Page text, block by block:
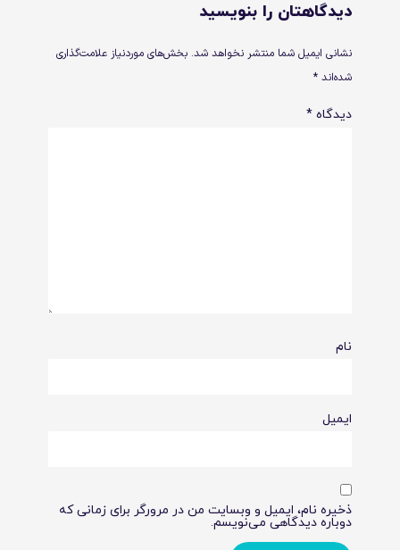
دیدگاهتان را بنویسید
نشانی ایمیل شما منتشر نخواهد شد. بخش‌های موردنیاز علامت‌گذاری
شده‌اند *
دیدگاه *
نام
ایمیل
ذخیره نام، ایمیل و وبسایت من در مرورگر برای زمانی که
دوباره دیدگاهی می‌نویسم.